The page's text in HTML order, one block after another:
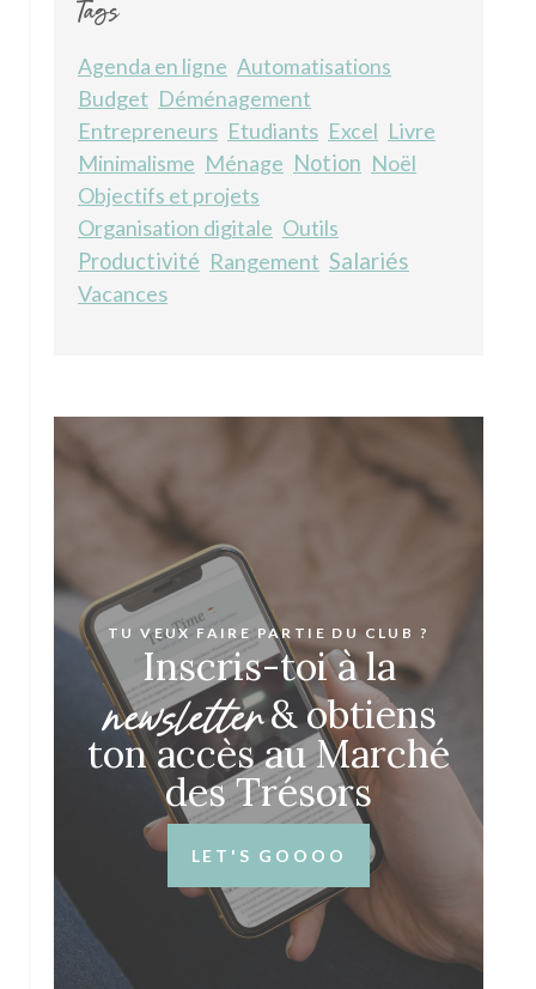
Tags
Agenda en ligne Automatisations
Budget Déménagement
Entrepreneurs Etudiants Excel Livre
Minimalisme Ménage Notion Noël
Objectifs et projets
Organisation digitale Outils
Productivité Rangement Salariés
Vacances
TU VEUX FAIRE PARTIE DU CLUB ?
Inscris-toi à la
newsletter& obtiens
ton accès au Marché
des Trésors
LET'S GOOOO